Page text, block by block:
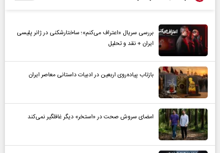
بررسی سریال «اعتراف می‌کنم»؛ ساختارشکنی در ژانر پلیسی
ایران + نقد و تحلیل
بازتاب پیاده‌روی اربعین در ادبیات داستانی معاصر ایران
امضای سروش صحت در «استخر» دیگر غافلگیر نمی‌کند